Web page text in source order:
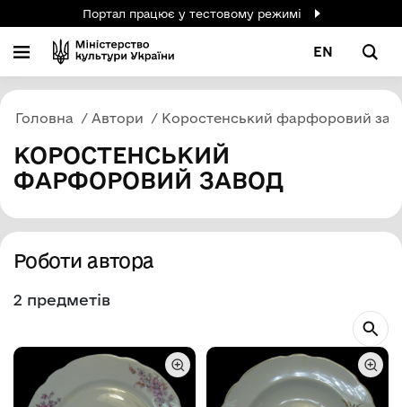
Портал працює у тестовому режимі
EN
Головна Автори Коростенський фарфоровий
КОРОСТЕНСЬКИЙ
ФАРФОРОВИЙ ЗАВОД
Роботи автора
2 предметів